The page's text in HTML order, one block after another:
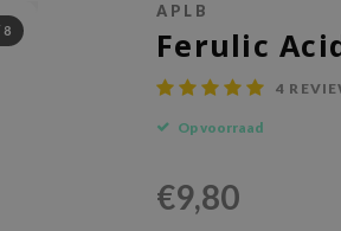
8
APLB
Ferulic
4
Op voorraad
€9,80